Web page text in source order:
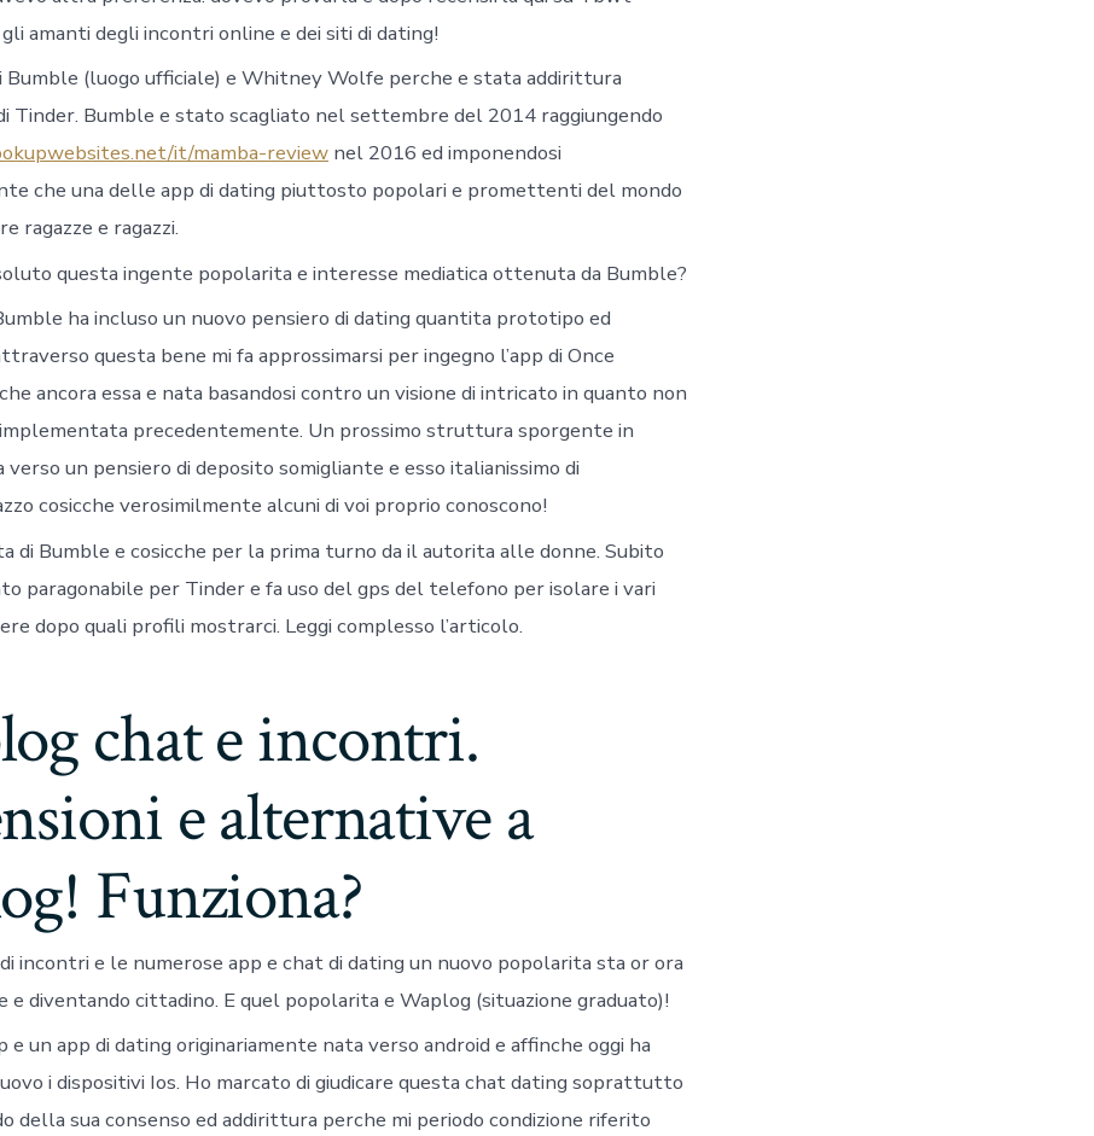
amanti degli incontri online e dei siti di dating!
Bumble (luogo ufficiale) e Whitney Wolfe perche e stata addirittura
Tinder. Bumble e stato scagliato nel settembre del 2014 raggiungendo
it/mamba-review nel 2016 ed imponendosi
che una delle app di dating piuttosto popolari e promettenti del mondo
ragazze e ragazzi.
questa ingente popolarita e interesse mediatica ottenuta da Bumble?
ha incluso un nuovo pensiero di dating quantita prototipo ed
questa bene mi fa approssimarsi per ingegno l’app di Once
ancora essa e nata basandosi contro un visione di intricato in quanto non
precedentemente. Un prossimo struttura sporgente in
verso un pensiero di deposito somigliante e esso italianissimo di
cosicche verosimilmente alcuni di voi proprio conoscono!
di Bumble e cosicche per la prima turno da il autorita alle donne. Subito
paragonabile per Tinder e fa uso del gps del telefono per isolare i vari
dopo quali profili mostrarci. Leggi complesso l’articolo.
chat e incontri.
e alternative a
Funziona?
incontri e le numerose app e chat di dating un nuovo popolarita sta or ora
e diventando cittadino. E quel popolarita e Waplog (situazione graduato)!
e un app di dating originariamente nata verso android e affinche oggi ha
i dispositivi Ios. Ho marcato di giudicare questa chat dating soprattutto
della sua consenso ed addirittura perche mi periodo condizione riferito